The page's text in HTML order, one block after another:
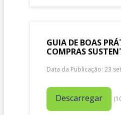
GUIA DE BOAS
COMPRAS
Data da Publicação: 23
Descarregar (